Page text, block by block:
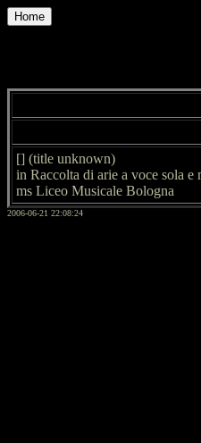
Home
[] (title unknown)
in Raccolta di arie a voce sola e
ms Liceo Musicale Bologna
2006-06-21 22:08:24